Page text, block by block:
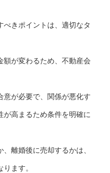
べきポイントは、適切なタ
額が変わるため、不動産会
意が必要で、関係が悪化す
が高まるため条件を明確に
離婚後に売却するかは、
ます。